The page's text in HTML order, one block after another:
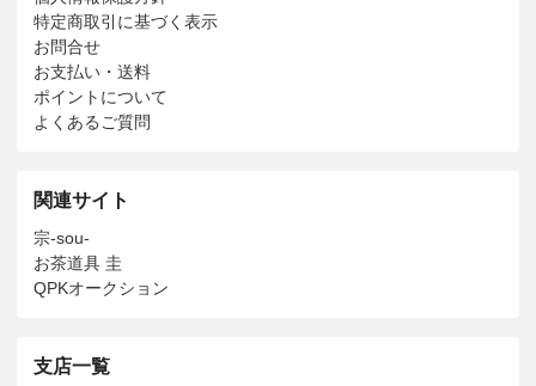
特定商取引に基づく表示
お問合せ
お支払い・送料
ポイントについて
よくあるご質問
関連サイト
宗-sou-
お茶道具 圭
QPKオークション
支店一覧